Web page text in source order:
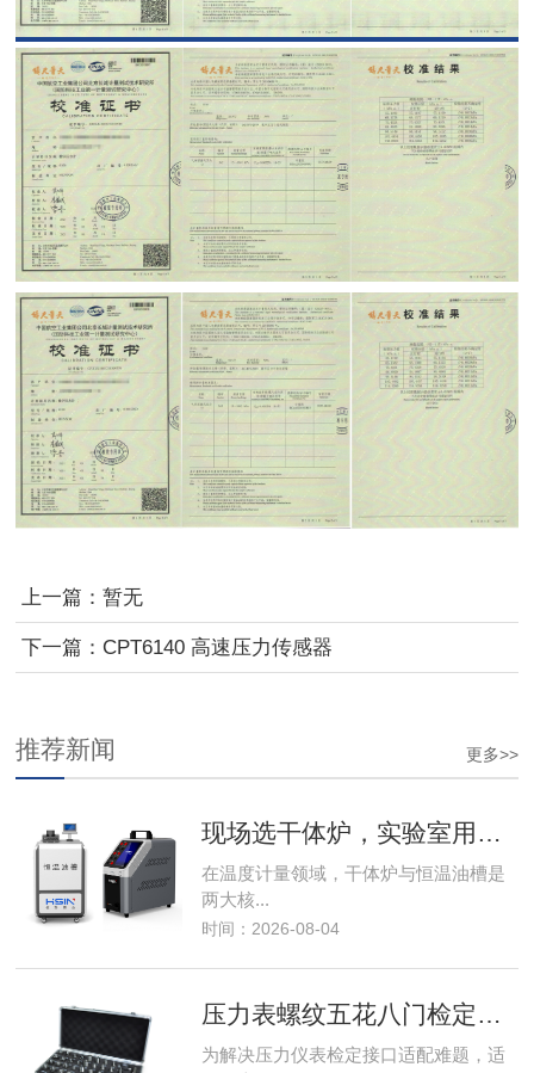
上一篇： 暂无
下一篇： CPT6140 高速压力传感器
更多>>
推荐新闻
现场选干体炉，实验室用油槽！温度计量设备选型核心逻辑
在温度计量领域，干体炉与恒温油槽是
两大核...
时间：2026-08-04
压力表螺纹五花八门检定难？HSIN600-1压力仪表转换接头破解接口不匹配难题
为解决压力仪表检定接口适配难题，适